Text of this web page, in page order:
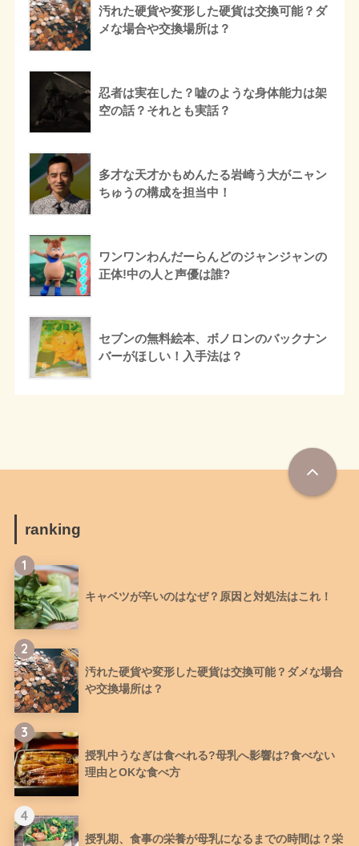
汚れた硬貨や変形した硬貨は交換可能？ダ
メな場合や交換場所は？
忍者は実在した？嘘のような身体能力は架
空の話？それとも実話？
多才な天才かもめんたる岩崎う大がニャン
ちゅうの構成を担当中！
ワンワンわんだーらんどのジャンジャンの
正体!中の人と声優は誰?
セブンの無料絵本、ボノロンのバックナン
バーがほしい！入手法は？
ranking
1
キャベツが辛いのはなぜ？原因と対処法はこれ！
2
汚れた硬貨や変形した硬貨は交換可能？ダメな場合
や交換場所は？
3
授乳中うなぎは食べれる?母乳へ影響は?食べない
理由とOKな食べ方
4
授乳期、食事の栄養が母乳になるまでの時間は？栄